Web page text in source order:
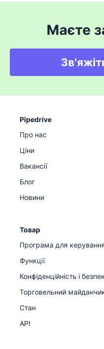
Маєте
Pipedrive
Про нас
Ціни
Вакансії
Блог
Новини
Товар
Програма для
Функції
Конфіденційність і
Торговельний
Стан
API